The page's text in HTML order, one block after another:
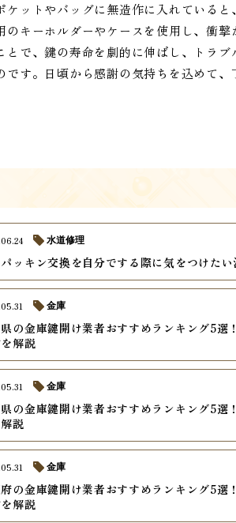
ットやバッグに無造作に入れている
キーホルダーやケースを使用し、衝撃
で、鍵の寿命を劇的に伸ばし、トラ
す。日頃から感謝の気持ちを込めて
ッキン交換を自分でする際に気をつけた
水道修理
の金庫鍵開け業者おすすめランキング5選
解説
金庫
の金庫鍵開け業者おすすめランキング5選
説
金庫
の金庫鍵開け業者おすすめランキング5選
解説
金庫